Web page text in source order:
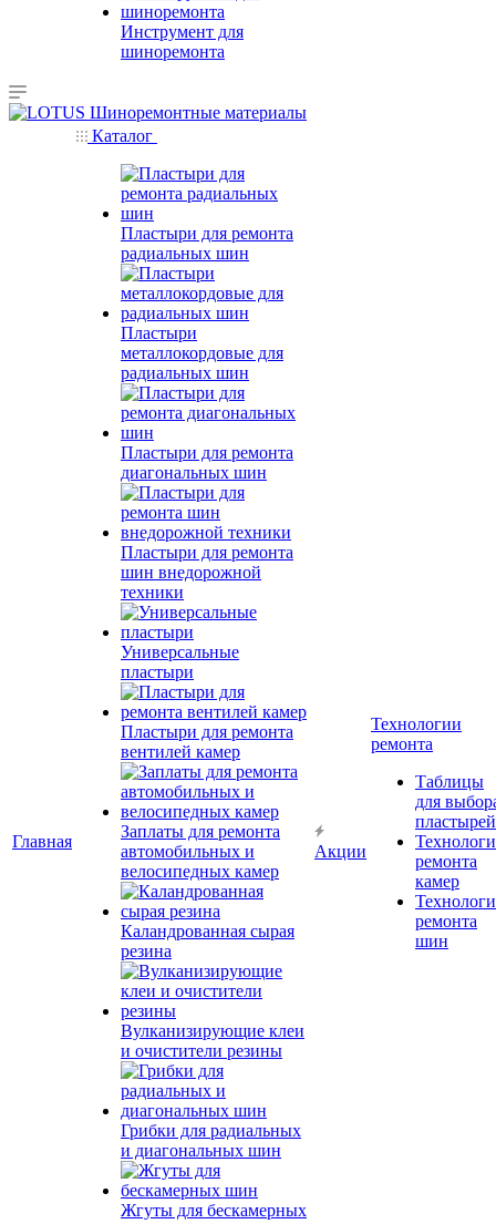
Инструмент для
шиноремонта
Главная
Каталог
Пластыри для ремонта
радиальных шин
Пластыри
металлокордовые для
радиальных шин
Пластыри для ремонта
диагональных шин
Пластыри для ремонта
шин внедорожной
техники
Универсальные
пластыри
Пластыри для ремонта
вентилей камер
Заплаты для ремонта
автомобильных и
велосипедных камер
Каландрованная сырая
резина
Вулканизирующие клеи
и очистители резины
Грибки для радиальных
и диагональных шин
Жгуты для бескамерных
Акции
Технологии
ремонта
Таблицы
для
пластырей
ремонта
камер
ремонта
шин